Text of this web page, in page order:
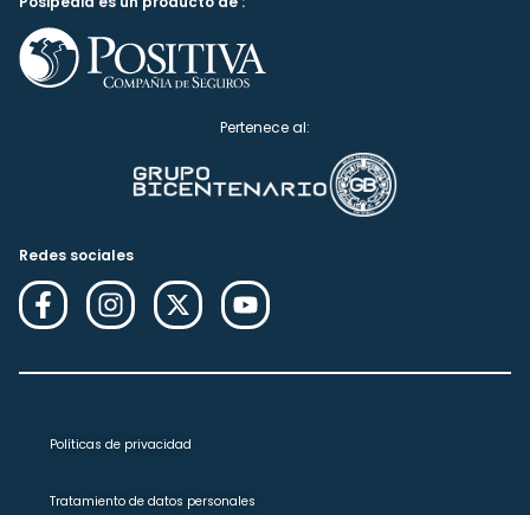
Pertenece al:
Redes sociales
Políticas de privacidad
Tratamiento de datos personales